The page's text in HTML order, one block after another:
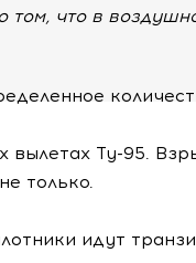
том, что в
вылетах Ту-95.
только.
идут